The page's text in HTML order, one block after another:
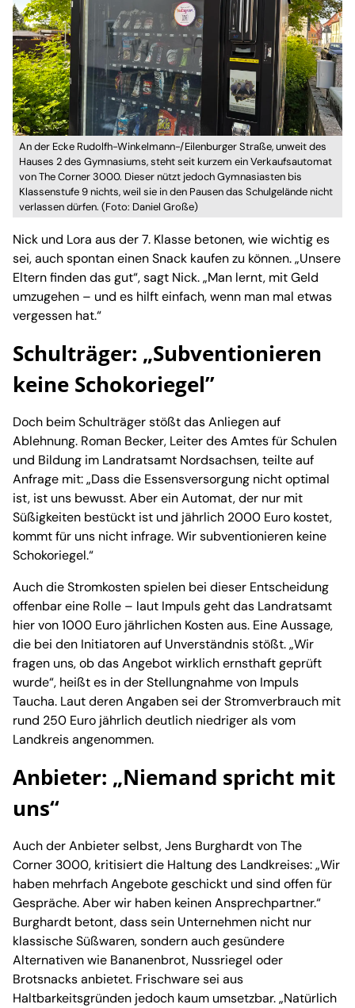
An der Ecke Rudolfh-Winkelmann-/Eilenburger Straße, unweit des
Hauses 2 des Gymnasiums, steht seit kurzem ein Verkaufsautomat
von The Corner 3000. Dieser nützt jedoch Gymnasiasten bis
Klassenstufe 9 nichts, weil sie in den Pausen das Schulgelände nicht
verlassen dürfen. (Foto: Daniel Große)
Nick und Lora aus der 7. Klasse betonen, wie wichtig es
sei, auch spontan einen Snack kaufen zu können. „Unsere
Eltern finden das gut“, sagt Nick. „Man lernt, mit Geld
umzugehen – und es hilft einfach, wenn man mal etwas
vergessen hat.“
Schulträger: „Subventionieren
keine Schokoriegel”
Doch beim Schulträger stößt das Anliegen auf
Ablehnung. Roman Becker, Leiter des Amtes für Schulen
und Bildung im Landratsamt Nordsachsen, teilte auf
Anfrage mit: „Dass die Essensversorgung nicht optimal
ist, ist uns bewusst. Aber ein Automat, der nur mit
Süßigkeiten bestückt ist und jährlich 2000 Euro kostet,
kommt für uns nicht infrage. Wir subventionieren keine
Schokoriegel.“
Auch die Stromkosten spielen bei dieser Entscheidung
offenbar eine Rolle – laut Impuls geht das Landratsamt
hier von 1000 Euro jährlichen Kosten aus. Eine Aussage,
die bei den Initiatoren auf Unverständnis stößt. „Wir
fragen uns, ob das Angebot wirklich ernsthaft geprüft
wurde“, heißt es in der Stellungnahme von Impuls
Taucha. Laut deren Angaben sei der Stromverbrauch mit
rund 250 Euro jährlich deutlich niedriger als vom
Landkreis angenommen.
Anbieter: „Niemand spricht mit
uns“
Auch der Anbieter selbst, Jens Burghardt von The
Corner 3000, kritisiert die Haltung des Landkreises: „Wir
haben mehrfach Angebote geschickt und sind offen für
Gespräche. Aber wir haben keinen Ansprechpartner.“
Burghardt betont, dass sein Unternehmen nicht nur
klassische Süßwaren, sondern auch gesündere
Alternativen wie Bananenbrot, Nussriegel oder
Brotsnacks anbietet. Frischware sei aus
Haltbarkeitsgründen jedoch kaum umsetzbar. „Natürlich